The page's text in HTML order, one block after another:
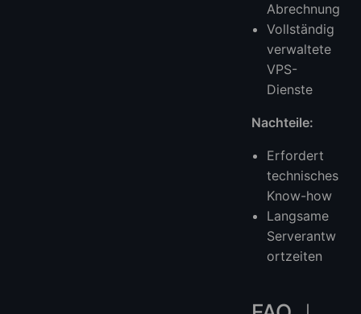
Abrechnung
Vollständig
verwaltete
VPS-
Dienste
Nachteile:
Erfordert
technisches
Know-how
Langsame
Serverantw
ortzeiten